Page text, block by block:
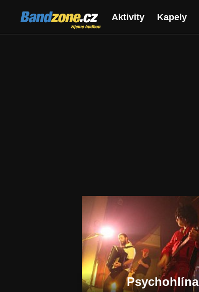
Bandzone.cz
žijeme hudbou
Aktivity Kapely
Psychohlína